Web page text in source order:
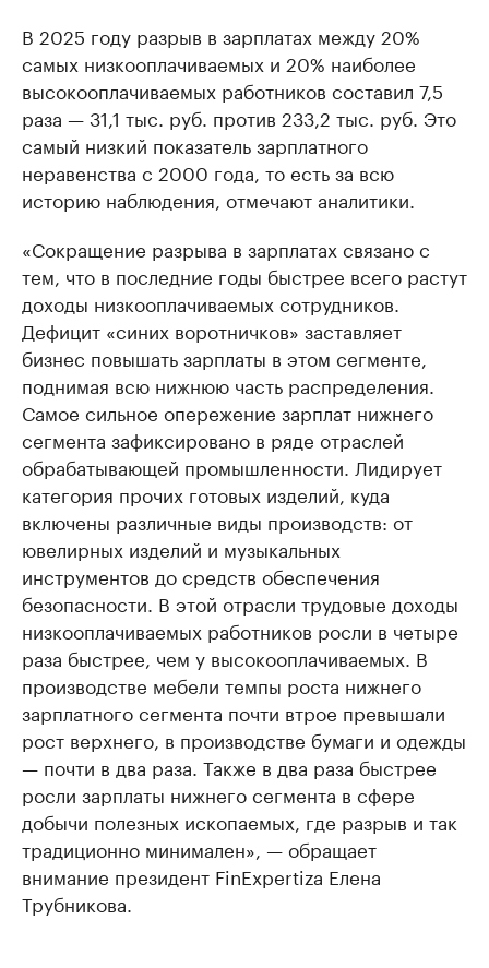
В 2025 году разрыв в зарплатах между 20%
самых низкооплачиваемых и 20% наиболее
высокооплачиваемых работников составил 7,5
раза — 31,1 тыс. руб. против 233,2 тыс. руб. Это
самый низкий показатель зарплатного
неравенства с 2000 года, то есть за всю
историю наблюдения, отмечают аналитики.
«Сокращение разрыва в зарплатах связано с
тем, что в последние годы быстрее всего растут
доходы низкооплачиваемых сотрудников.
Дефицит «синих воротничков» заставляет
бизнес повышать зарплаты в этом сегменте,
поднимая всю нижнюю часть распределения.
Самое сильное опережение зарплат нижнего
сегмента зафиксировано в ряде отраслей
обрабатывающей промышленности. Лидирует
категория прочих готовых изделий, куда
включены различные виды производств: от
ювелирных изделий и музыкальных
инструментов до средств обеспечения
безопасности. В этой отрасли трудовые доходы
низкооплачиваемых работников росли в четыре
раза быстрее, чем у высокооплачиваемых. В
производстве мебели темпы роста нижнего
зарплатного сегмента почти втрое превышали
рост верхнего, в производстве бумаги и одежды
— почти в два раза. Также в два раза быстрее
росли зарплаты нижнего сегмента в сфере
добычи полезных ископаемых, где разрыв и так
традиционно минимален», — обращает
внимание президент FinExpertiza Елена
Трубникова.